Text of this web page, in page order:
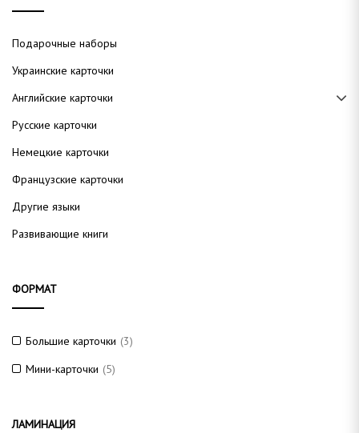
Подарочные наборы
Украинские карточки
Английские карточки
Русские карточки
Немецкие карточки
Французские карточки
Другие языки
Развивающие книги
ФОРМАТ
Большие карточки (3)
Мини-карточки (5)
ЛАМИНАЦИЯ